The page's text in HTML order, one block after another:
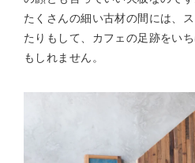
たくさんの細い古材の間には、
たりもして、カフェの足跡をい
もしれません。